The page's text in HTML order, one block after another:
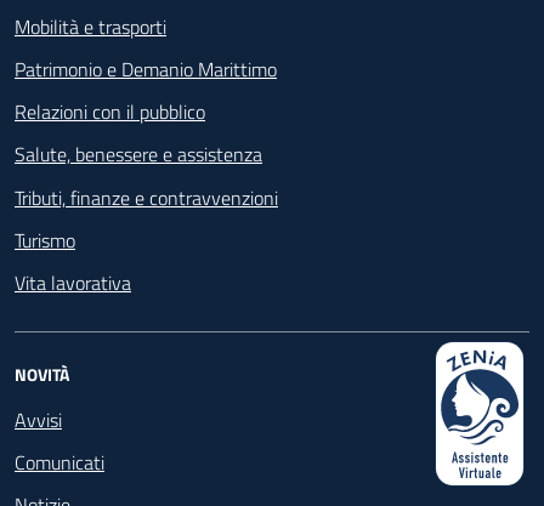
Mobilità e trasporti
Patrimonio e Demanio Marittimo
Relazioni con il pubblico
Salute, benessere e assistenza
Tributi, finanze e contravvenzioni
Turismo
Vita lavorativa
NOVITÀ
Avvisi
Comunicati